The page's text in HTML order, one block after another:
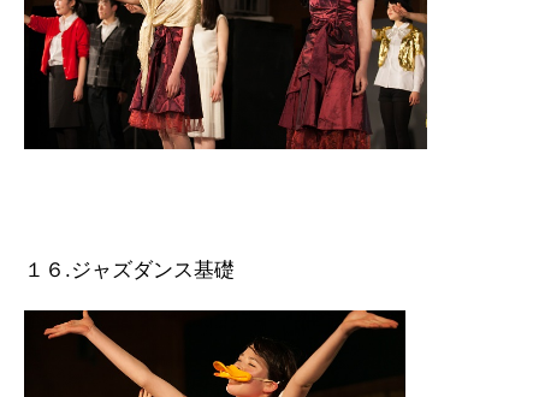
１６.ジャズダンス基礎